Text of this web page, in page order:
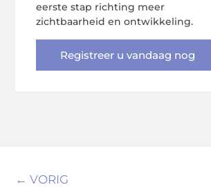
eerste stap richting meer
zichtbaarheid en ontwikkeling.
Registreer u vandaag nog
← VORIG